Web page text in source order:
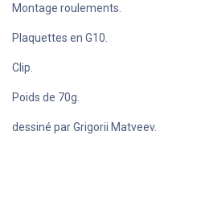
Montage roulements.
Plaquettes en G10.
Clip.
Poids de 70g.
dessiné par Grigorii Matveev.